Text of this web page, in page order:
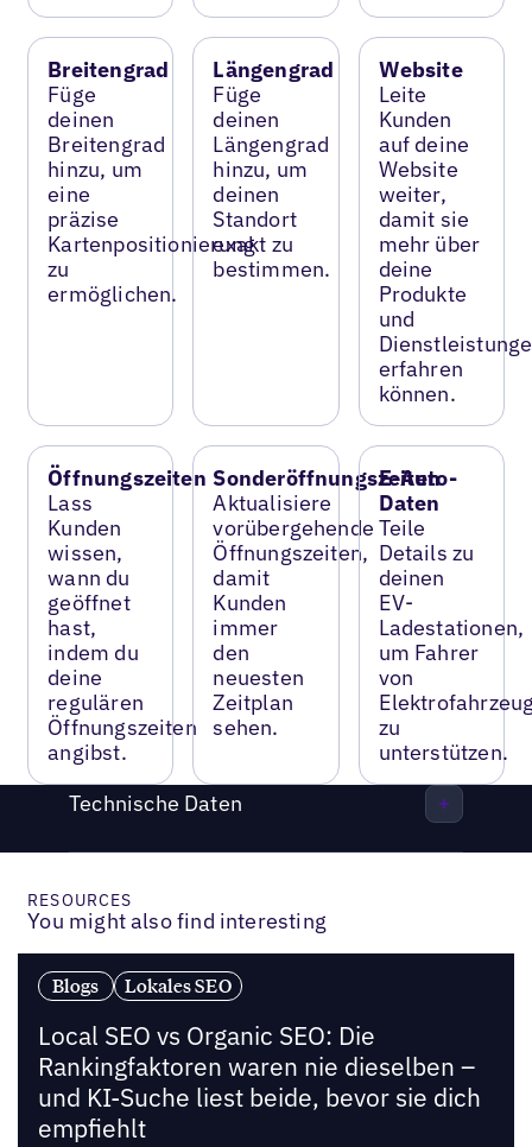
Breitengrad
Füge
deinen
Breitengrad
hinzu, um
eine
präzise
Kartenpositionierung
zu
ermöglichen.
Längengrad
Füge
deinen
Längengrad
hinzu, um
deinen
Standort
exakt zu
bestimmen.
Website
Leite
Kunden
auf deine
Website
weiter,
damit sie
mehr über
deine
Produkte
und
erfahren
können.
Öffnungszeiten
Lass
Kunden
wissen,
wann du
geöffnet
hast,
indem du
deine
regulären
Öffnungszeiten
angibst.
Sonderöffnungszeiten
Aktualisiere
vorübergehende
Öffnungszeiten,
damit
Kunden
immer
den
neuesten
Zeitplan
sehen.
E-Auto-
Daten
Teile
Details zu
deinen
EV-
Ladestationen,
um Fahrer
von
zu
unterstützen.
Technische Daten
RESOURCES
You might also find interesting
Blogs Lokales SEO
Local SEO vs Organic SEO: Die
Rankingfaktoren waren nie dieselben –
und KI-Suche liest beide, bevor sie dich
empfiehlt